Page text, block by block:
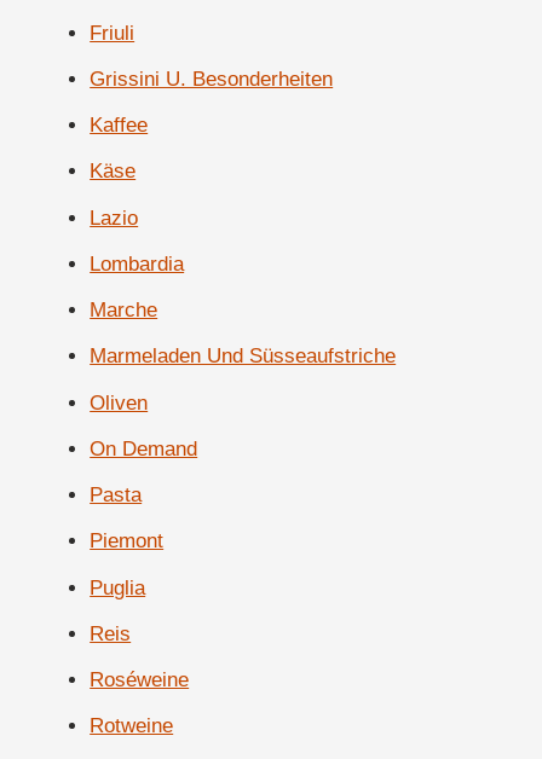
Friuli
Grissini U. Besonderheiten
Kaffee
Käse
Lazio
Lombardia
Marche
Marmeladen Und Süsseaufstriche
Oliven
On Demand
Pasta
Piemont
Puglia
Reis
Roséweine
Rotweine